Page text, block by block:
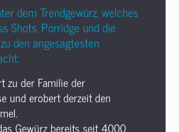
dem Trendgewürz, welches
Shots, Porridge und die
den angesagtesten
zu der Familie der
und erobert derzeit den
Gewürz bereits seit 4000